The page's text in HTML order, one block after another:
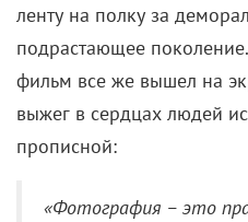
ленту на полку за
подрастающее
фильм все же вышел на
выжег в сердцах людей
прописной:
«Фотография – это